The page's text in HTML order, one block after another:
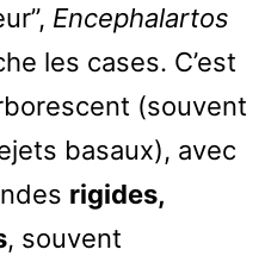
Encephalartos
les cases. C’est
(souvent
basaux), avec
rigides,
, souvent